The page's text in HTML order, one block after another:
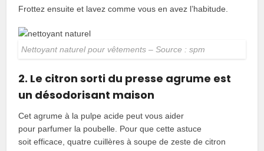
Frottez ensuite et lavez comme vous en avez l’habitude.
Nettoyant naturel pour vêtements – Source : spm
2. Le citron sorti du presse agrume est
un désodorisant maison
Cet agrume à la pulpe acide peut vous aider
pour parfumer la poubelle. Pour que cette astuce
soit efficace, quatre cuillères à soupe de zeste de citron